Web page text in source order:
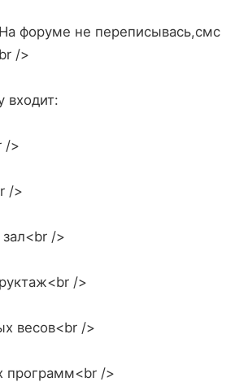
форуме не переписывась,смс
/>
входит:
/>
/>
/>
/>
весов<br />
программ<br />